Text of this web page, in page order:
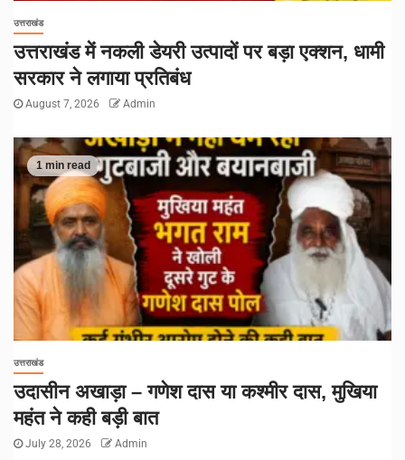
उत्तराखंड
उत्तराखंड में नकली डेयरी उत्पादों पर बड़ा एक्शन, धामी
सरकार ने लगाया प्रतिबंध
August 7, 2026 Admin
1 min read
उत्तराखंड
उदासीन अखाड़ा – गणेश दास या कश्मीर दास, मुखिया
महंत ने कही बड़ी बात
July 28, 2026 Admin